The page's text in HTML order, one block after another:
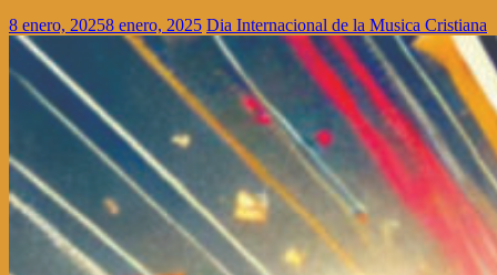
8 enero, 20258 enero, 2025 Dia Internacional de la Musica Cristiana